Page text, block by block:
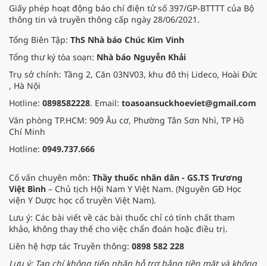
Giấy phép hoạt động báo chí điện tử số 397/GP-BTTTT của Bộ
thông tin và truyền thông cấp ngày 28/06/2021.
Tổng Biên Tập: ThS Nhà báo Chúc Kim Vinh
Tổng thư ký tòa soạn: Nhà báo Nguyễn Khải
Trụ sở chính: Tầng 2, Căn 03NV03, khu đô thị Lideco, Hoài Đức
, Hà Nội
Hotline: 0898582228. Email: toasoansuckhoeviet@gmail.com
Văn phòng TP.HCM: 909 Âu cơ, Phường Tân Sơn Nhì, TP Hồ
Chí Minh
Hotline: 0949.737.666
Cố vấn chuyên môn: Thầy thuốc nhân dân - GS.TS Trương
Việt Bình – Chủ tịch Hội Nam Y Việt Nam. (Nguyên GĐ Học
viện Y Dược học cổ truyền Việt Nam).
Lưu ý: Các bài viết về các bài thuốc chỉ có tính chất tham
khảo, không thay thế cho việc chẩn đoán hoặc điều trị.
Liên hệ hợp tác Truyền thông: 0898 582 228
Lưu ý: Tạp chí không tiếp nhận hỗ trợ bằng tiền mặt và không